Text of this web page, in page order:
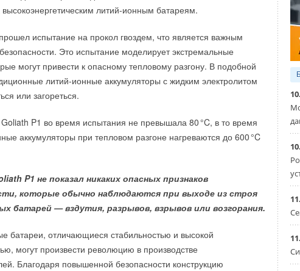
высокоэнергетическим литий-ионным батареям.
испытание на прокол гвоздем, что является важным
Это испытание моделирует экстремальные
могут привести к опасному тепловому разгону. В подобной
литий-ионные аккумуляторы с жидким электролитом
или загореться.
P1 во время испытания не превышала 80°C, в то время
аккумуляторы при тепловом разгоне нагреваются до 600°C
P1 не показал никаких опасных признаков
которые обычно наблюдаются при выходе из строя
батарей — вздутия, разрывов, взрывов или возгорания.
батареи, отличающиеся стабильностью и высокой
могут произвести революцию в производстве
Благодаря повышенной безопасности конструкцию
воды. Только стоит учесть, что разработка достаточно огромна
24 метра при ширине 10 — как раз размер средней волны
состоит из четырех буев для плавучести и шарнирной
Последняя, кстати, и создает энергию при каждом колебании
авторы проекта, пиковая мощность M4 всего 10 кВт — не так уж
габариты. Для сравнения, у его более компактного конкурента
показатели больше в 8 раз. Тем не менее, прототип
очередь, как исследование. Пока что ученым предстоит
HI-TECH
Guangxi Yuchai Marine and Genset Power мощностью
генераторную установку модель YUCHAI мощностью
продемонстрирует ДГУ Deutz размером 3275×1450×1980.